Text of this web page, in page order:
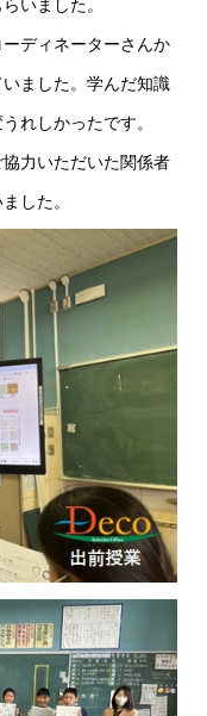
ディネーターさんか
ました。学んだ知識
れしかったです。
力いただいた関係者
した。